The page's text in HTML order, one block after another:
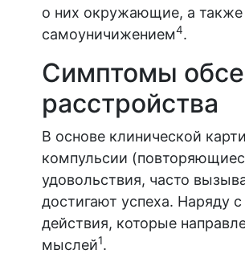
о них окружающие, а
самоуничижением4.
Симптомы
расстройства
В основе клинической
компульсии
удовольствия, часто
достигают успеха. Наряду
действия, которые
мыслей1.